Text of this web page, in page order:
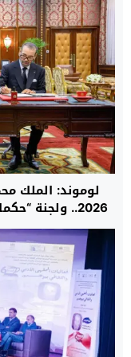
لوموند: الملك
2026.. ولجنة